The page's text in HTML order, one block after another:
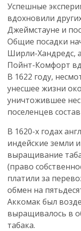
Успешные
вдохновили
Джеймстауне и
Общие посадки
Ширли-Хандредс,
Пойнт-Комфорт
В 1622 году,
унесшее жизни
уничтожившее
поселенцев
В 1620-х годах
индейские земли
выращивание
(право
платили за
обмен на
Аккомак был
выращивалось в
табака.